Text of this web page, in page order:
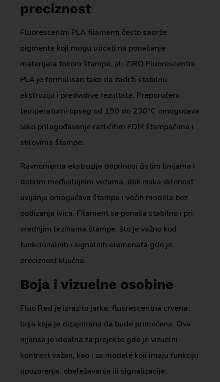
preciznost
Fluorescentni PLA filamenti često sadrže
pigmente koji mogu uticati na ponašanje
materijala tokom štampe, ali ZIRO Fluorescentni
PLA je formulisan tako da zadrži stabilnu
ekstruziju i predvidive rezultate. Preporučeni
temperaturni opseg od 190 do 230°C omogućava
lako prilagođavanje različitim FDM štampačima i
stilovima štampe.
Ravnomerna ekstruzija doprinosi čistim linijama i
dobrim međuslojnim vezama, dok niska sklonost
uvijanju omogućava štampu i većih modela bez
podizanja ivica. Filament se ponaša stabilno i pri
srednjim brzinama štampe, što je važno kod
funkcionalnih i signalnih elemenata gde je
preciznost ključna.
Boja i vizuelne osobine
Fluo Red je izrazito jarka, fluorescentna crvena
boja koja je dizajnirana da bude primećena. Ova
nijansa je idealna za projekte gde je vizuelni
kontrast važan, kao i za modele koji imaju funkciju
upozorenja, obeležavanja ili signalizacije.